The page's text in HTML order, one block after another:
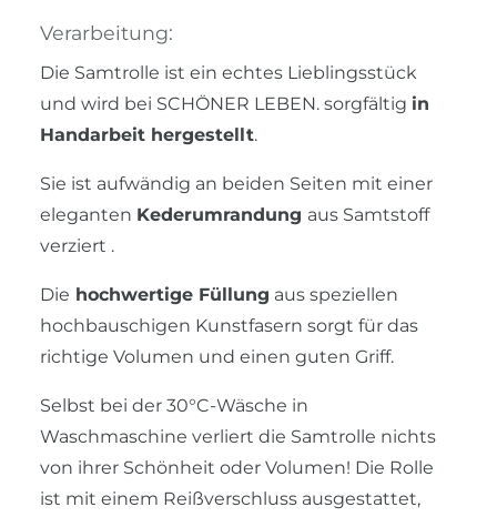
Verarbeitung:
Die Samtrolle ist ein echtes Lieblingsstück
und wird bei SCHÖNER LEBEN. sorgfältig in
Handarbeit hergestellt.
Sie ist aufwändig an beiden Seiten mit einer
eleganten Kederumrandung aus Samtstoff
verziert .
Die hochwertige Füllung aus speziellen
hochbauschigen Kunstfasern sorgt für das
richtige Volumen und einen guten Griff.
Selbst bei der 30°C-Wäsche in
Waschmaschine verliert die Samtrolle nichts
von ihrer Schönheit oder Volumen! Die Rolle
ist mit einem Reißverschluss ausgestattet,